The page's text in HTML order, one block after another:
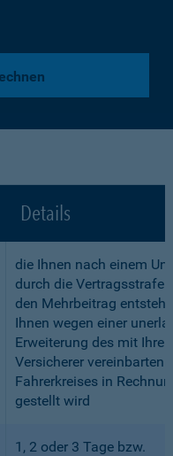
Details
die Ihnen nach einem
durch die Vertragsstrafe
den Mehrbeitrag
Ihnen wegen einer
Erweiterung des mit
Versicherer vereinbarten
Fahrerkreises in
gestellt wird
1, 2 oder 3 Tage bzw.